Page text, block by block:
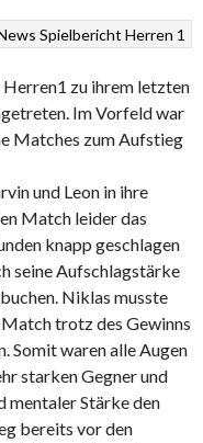
Spielbericht Herren 1
Herren1 zu ihrem letzten
Im Vorfeld war
Matches zum Aufstieg
und Leon in ihre
Match leider das
knapp geschlagen
seine Aufschlagstärke
Niklas musste
trotz des Gewinns
Somit waren alle Augen
starken Gegner und
mentaler Stärke den
bereits vor den